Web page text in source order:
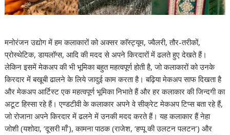
मनोरंजन उद्योग में हम कलाकारों को अक्सर काॅस्ट्यूम, ज्वैलरी, तौर-तरीकों,
प्रोस्थेटिक, डायलाॅग्स, आदि की मदद से अपने किरदारों में ढलते हुए देखते हैं।
लेकिन इसमें मेकअप की भी भूमिका बहुत महत्वपूर्ण होती है, जो कलाकारों को उनके
किरदार में बखूबी ढालने के लिये जादुई काम करता है। बढ़िया मेकअप साफ दिखता है
और मेकअप आर्टिस्ट एक महत्वपूर्ण भूमिका निभाते हैं और हर कलाकार की जिन्दगी का
अटूट हिस्सा रहे हैं। एण्डटीवी के कलाकार अपने वे सीक्रेट मेकअप टिप्स बता रहे हैं,
जो रोजाना अपने किरदार में ढलने में उनकी मदद करते हैं। यह कलाकार हैं नेहा
जोशी (यशोदा, ‘दूसरी माँ’), कामना पाठक (राजेश, ‘हप्पू की उलटन पलटन’) और